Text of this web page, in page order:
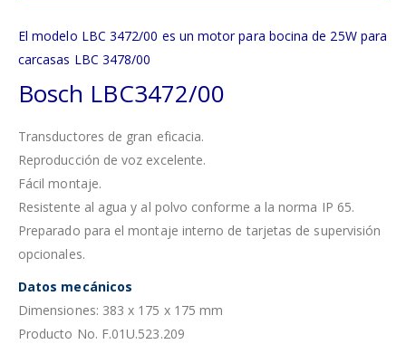
El modelo LBC 3472/00 es un motor para bocina de 25W para
carcasas LBC 3478/00
Bosch LBC3472/00
Transductores de gran eficacia.
Reproducción de voz excelente.
Fácil montaje.
Resistente al agua y al polvo conforme a la norma IP 65.
Preparado para el montaje interno de tarjetas de supervisión
opcionales.
Datos mecánicos
Dimensiones: 383 x 175 x 175 mm
Producto No. F.01U.523.209